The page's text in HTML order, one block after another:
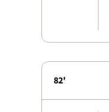
82'